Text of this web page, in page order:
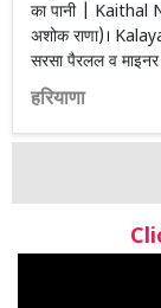
का पानी |
अशोक राणा)।
सरसा पैरलल व
हरियाणा